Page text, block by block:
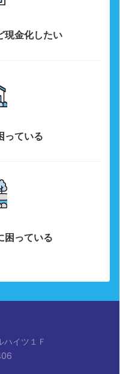
現金化したい
っている
困っている
イツ１Ｆ